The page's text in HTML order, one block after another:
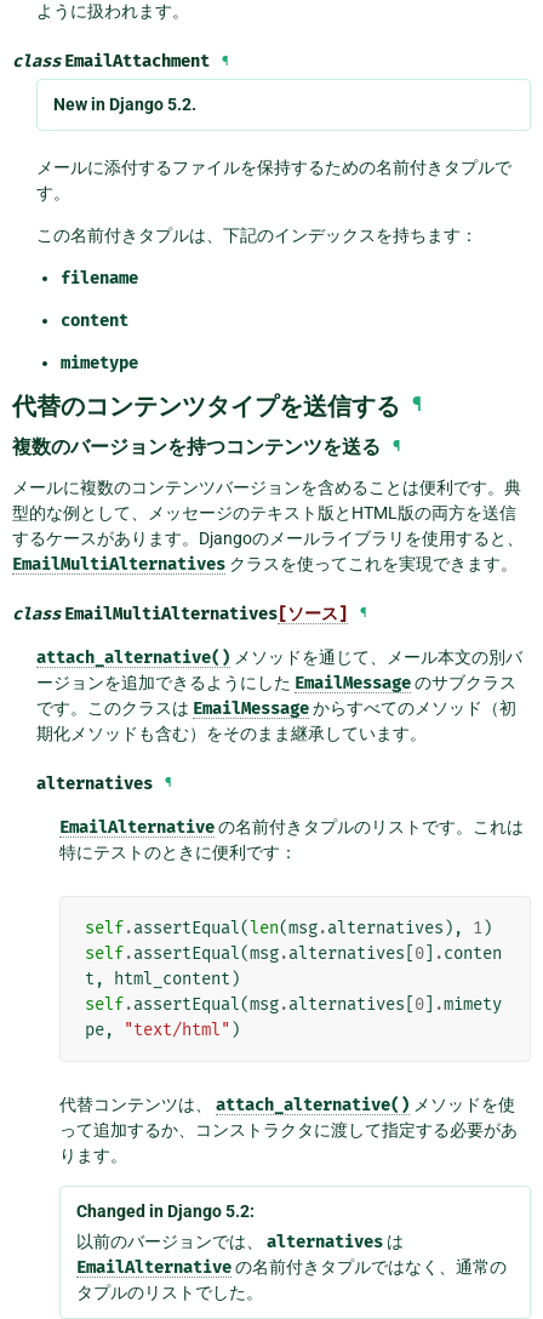
ように扱われます。
class EmailAttachment ¶
New in Django 5.2.
メールに添付するファイルを保持するための名前付きタプルで
す。
この名前付きタプルは、下記のインデックスを持ちます：
filename
content
mimetype
代替のコンテンツタイプを送信する ¶
複数のバージョンを持つコンテンツを送る
¶
メールに複数のコンテンツバージョンを含めることは便利です。典
型的な例として、メッセージのテキスト版とHTML版の両方を送信
するケースがあります。Djangoのメールライブラリを使用すると、
EmailMultiAlternatives クラスを使ってこれを実現できます。
class EmailMultiAlternatives [ソース] ¶
attach_alternative() メソッドを通じて、メール本文の別バ
ージョンを追加できるようにした EmailMessageのサブクラス
です。このクラスは EmailMessageからすべてのメソッド（初
期化メソッドも含む）をそのまま継承しています。
alternatives ¶
EmailAlternativeの名前付きタプルのリストです。これは
特にテストのときに便利です：
self.assertEqual(len(msg.alternatives ), 1)
self.assertEqual(msg.alternatives 0 .conten
t , html_content )
self.assertEqual(msg.alternatives 0 .mimety
pe, "text/html" )
代替コンテンツは、attach_alternative() メソッドを使
って追加するか、コンストラクタに渡して指定する必要があ
ります。
Changed in Django 5.2:
以前のバージョンでは、alternatives は
EmailAlternativeの名前付きタプルではなく、通常の
タプルのリストでした。